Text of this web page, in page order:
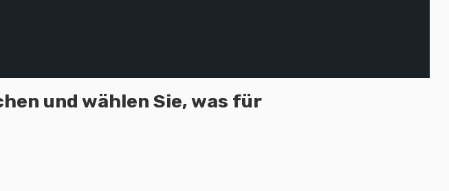
und wählen Sie, was für